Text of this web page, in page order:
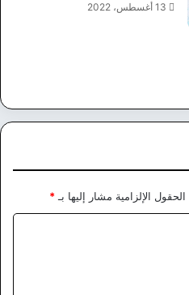
13 أغسطس، 2022
الحقول الإلزامية مشار إليها بـ*